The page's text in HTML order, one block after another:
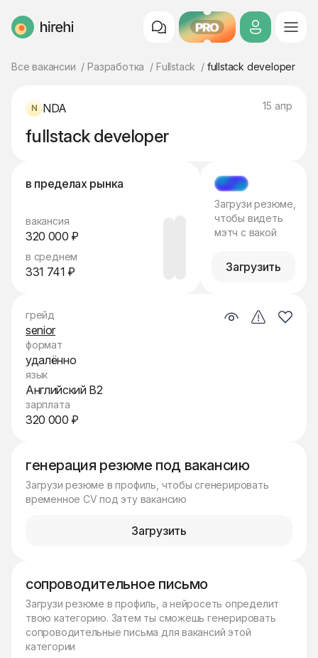
HireHi PRO
Все вакансии Разработка Fullstack fullstack developer
NDA 15 апр
fullstack developer
в пределах рынка
вакансия
320 000 ₽
в среднем
331 741 ₽
МЭТЧ
Загрузи резюме,
чтобы видеть
мэтч с вакой
Загрузить
генерация резюме под вакансию
Загрузи резюме в профиль, чтобы сгенерировать
временное CV под эту вакансию
Загрузить
сопроводительное письмо
Загрузи резюме в профиль, а нейросеть определит
твою категорию. Затем ты сможешь генерировать
сопроводительные письма для вакансий этой
категории
грейд
senior
формат
удалённо
язык
Английский B2
зарплата
320 000 ₽